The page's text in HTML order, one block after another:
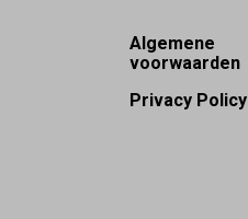
Footer
Algemene
voorwaarden
Privacy Policy